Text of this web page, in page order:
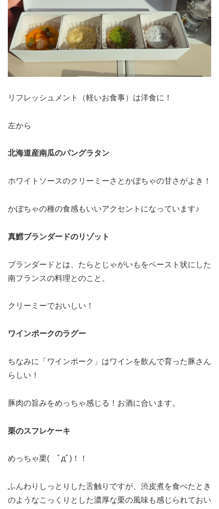
リフレッシュメント（軽いお食事）は洋食に！
左から
北海道産南瓜のパングラタン
ホワイトソースのクリーミーさとかぼちゃの甘さがよき！
かぼちゃの種の食感もいいアクセントになっています♪
真鱈ブランダードのリゾット
ブランダードとは、たらとじゃがいもをペースト状にした
南フランスの料理とのこと。
クリーミーでおいしい！
ワインポークのラグー
ちなみに「ワインポーク」はワインを飲んで育った豚さん
らしい！
豚肉の旨みをめっちゃ感じる！お酒に合います。
栗のスフレケーキ
めっちゃ栗( ﾟдﾟ)！！
ふんわりしっとりした舌触りですが、渋皮煮を食べたとき
のようなこっくりとした濃厚な栗の風味も感じられておい